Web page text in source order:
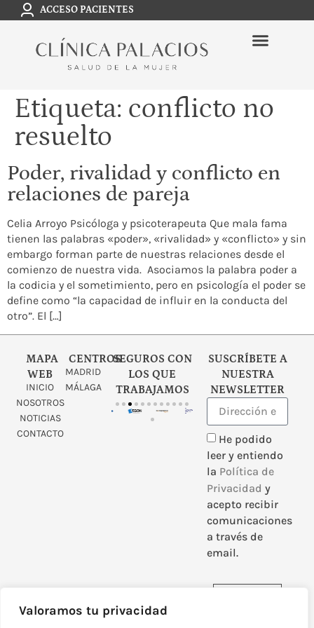
Valoramos tu privacidad
ACCESO PACIENTES
Etiqueta: conflicto no
resuelto
Poder, rivalidad y conflicto en
relaciones de pareja
Celia Arroyo Psicóloga y psicoterapeuta Que mala fama
tienen las palabras «poder», «rivalidad» y «conflicto» y sin
embargo forman parte de nuestras relaciones desde el
comienzo de nuestra vida. Asociamos la palabra poder a
la codicia y el sometimiento, pero en psicología el poder se
define como “la capacidad de influir en la conducta del
otro”. El […]
MAPA
WEB
INICIO
NOSOTROS
NOTICIAS
CONTACTO
CENTROS
MADRID
MÁLAGA
SEGUROS CON
LOS QUE
TRABAJAMOS
SUSCRÍBETE A
NUESTRA
NEWSLETTER
He podido
leer y entiendo
la Política de
Privacidad y
acepto recibir
comunicaciones
a través de
email.